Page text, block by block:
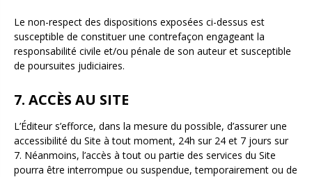
Le non-respect des dispositions exposées ci-dessus est
susceptible de constituer une contrefaçon engageant la
responsabilité civile et/ou pénale de son auteur et susceptible
de poursuites judiciaires.
7. ACCÈS AU SITE
L’Éditeur s’efforce, dans la mesure du possible, d’assurer une
accessibilité du Site à tout moment, 24h sur 24 et 7 jours sur
7. Néanmoins, l’accès à tout ou partie des services du Site
pourra être interrompue ou suspendue, temporairement ou de